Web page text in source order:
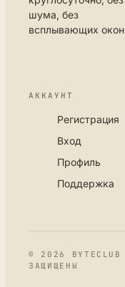
шума, без
всплывающих
АККАУНТ
Регистрация
Вход
Профиль
Поддержка
© 2026
ЗАЩИЩЕНЫ